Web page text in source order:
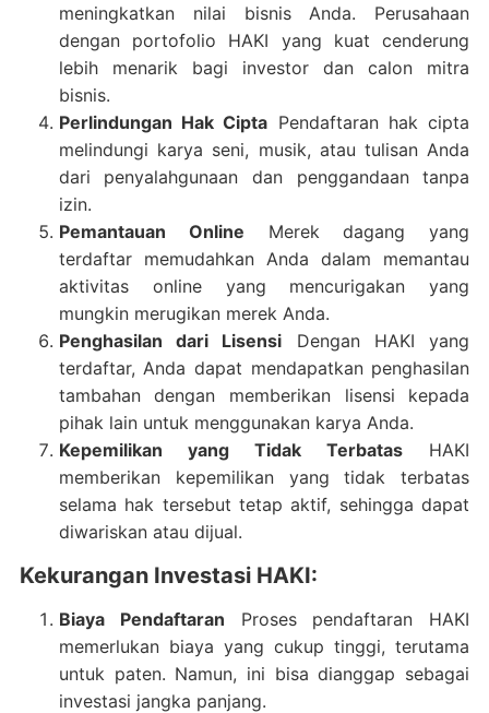
meningkatkan nilai bisnis Anda. Perusahaan
dengan portofolio HAKI yang kuat cenderung
lebih menarik bagi investor dan calon mitra
bisnis.
Perlindungan Hak Cipta Pendaftaran hak cipta
melindungi karya seni, musik, atau tulisan Anda
dari penyalahgunaan dan penggandaan tanpa
izin.
Pemantauan Online Merek dagang yang
terdaftar memudahkan Anda dalam memantau
aktivitas online yang mencurigakan yang
mungkin merugikan merek Anda.
Penghasilan dari Lisensi Dengan HAKI yang
terdaftar, Anda dapat mendapatkan penghasilan
tambahan dengan memberikan lisensi kepada
pihak lain untuk menggunakan karya Anda.
Kepemilikan yang Tidak Terbatas HAKI
memberikan kepemilikan yang tidak terbatas
selama hak tersebut tetap aktif, sehingga dapat
diwariskan atau dijual.
Kekurangan Investasi HAKI:
Biaya Pendaftaran Proses pendaftaran HAKI
memerlukan biaya yang cukup tinggi, terutama
untuk paten. Namun, ini bisa dianggap sebagai
investasi jangka panjang.